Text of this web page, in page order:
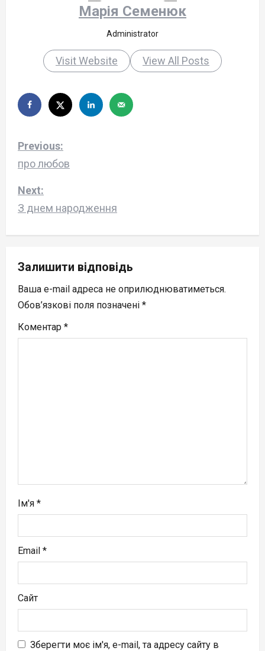
Марія Семенюк
Administrator
Visit Website View All Posts
P
o
s
t
n
a
v
i
g
Previous:
про любов
Next:
З днем народження
Залишити відповідь
Ваша e-mail адреса не оприлюднюватиметься.
Обов’язкові поля позначені *
Коментар *
Ім'я *
Email *
Сайт
Зберегти моє ім'я, e-mail, та адресу сайту в